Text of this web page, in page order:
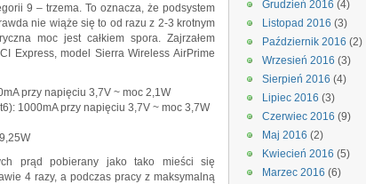
9 – trzema. To oznacza, że podsystem
nie wiąże się to od razu z 2-3 krotnym
moc jest całkiem spora. Zajrzałem
Express, model Sierra Wireless AirPrime
przy napięciu 3,7V ~ moc 2,1W
1000mA przy napięciu 3,7V ~ moc 3,7W
prąd pobierany jako tako mieści się
4 razy, a podczas pracy z maksymalną
Grudzień 2016 (4)
Listopad 2016 (3)
Październik 2016 (2)
Wrzesień 2016 (3)
Sierpień 2016 (4)
Lipiec 2016 (3)
Czerwiec 2016 (9)
Maj 2016 (2)
Kwiecień 2016 (5)
Marzec 2016 (6)